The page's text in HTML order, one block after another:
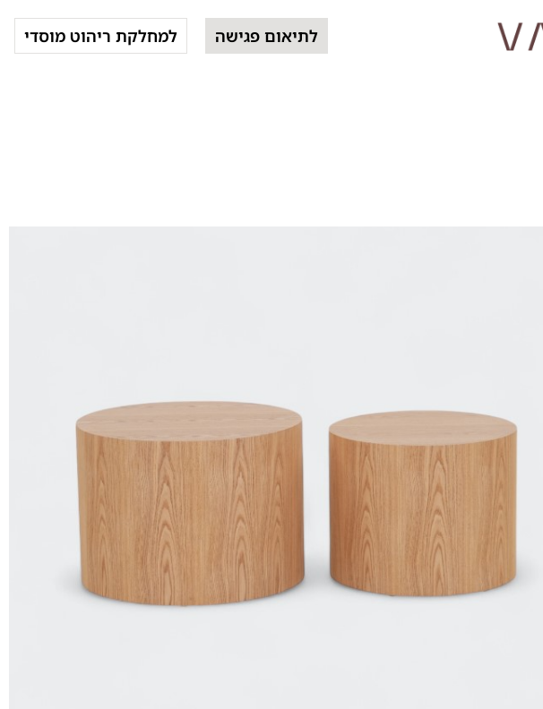
לתיאום פגישה למחלקת ריהוט מוסדי